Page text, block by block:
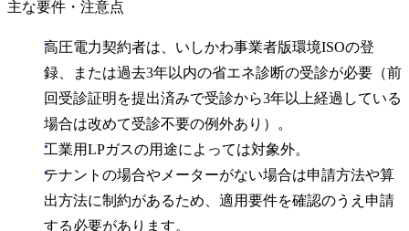
主な要件・注意点
高圧電力契約者は、いしかわ事業者版環境ISOの登
録、または過去3年以内の省エネ診断の受診が必要（前
回受診証明を提出済みで受診から3年以上経過している
場合は改めて受診不要の例外あり）。
工業用LPガスの用途によっては対象外。
テナントの場合やメーターがない場合は申請方法や算
出方法に制約があるため、適用要件を確認のうえ申請
する必要があります。